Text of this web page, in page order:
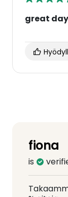
great
fiona
is